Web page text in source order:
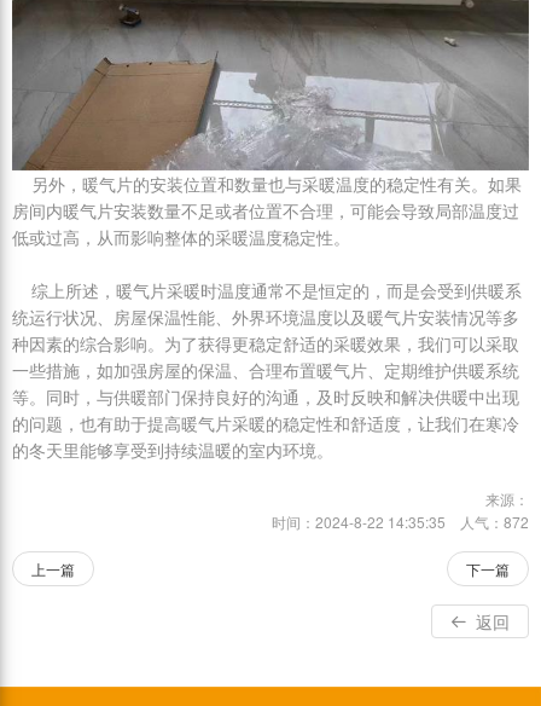
另外，暖气片的安装位置和数量也与采暖温度的稳定性有关。如果
房间内暖气片安装数量不足或者位置不合理，可能会导致局部温度过
低或过高，从而影响整体的采暖温度稳定性。
综上所述，暖气片采暖时温度通常不是恒定的，而是会受到供暖系
统运行状况、房屋保温性能、外界环境温度以及暖气片安装情况等多
种因素的综合影响。为了获得更稳定舒适的采暖效果，我们可以采取
一些措施，如加强房屋的保温、合理布置暖气片、定期维护供暖系统
等。同时，与供暖部门保持良好的沟通，及时反映和解决供暖中出现
的问题，也有助于提高暖气片采暖的稳定性和舒适度，让我们在寒冷
的冬天里能够享受到持续温暖的室内环境。
来源：
时间： 2024-8-22 14:35:35 人气： 872
上一篇 下一篇
返回